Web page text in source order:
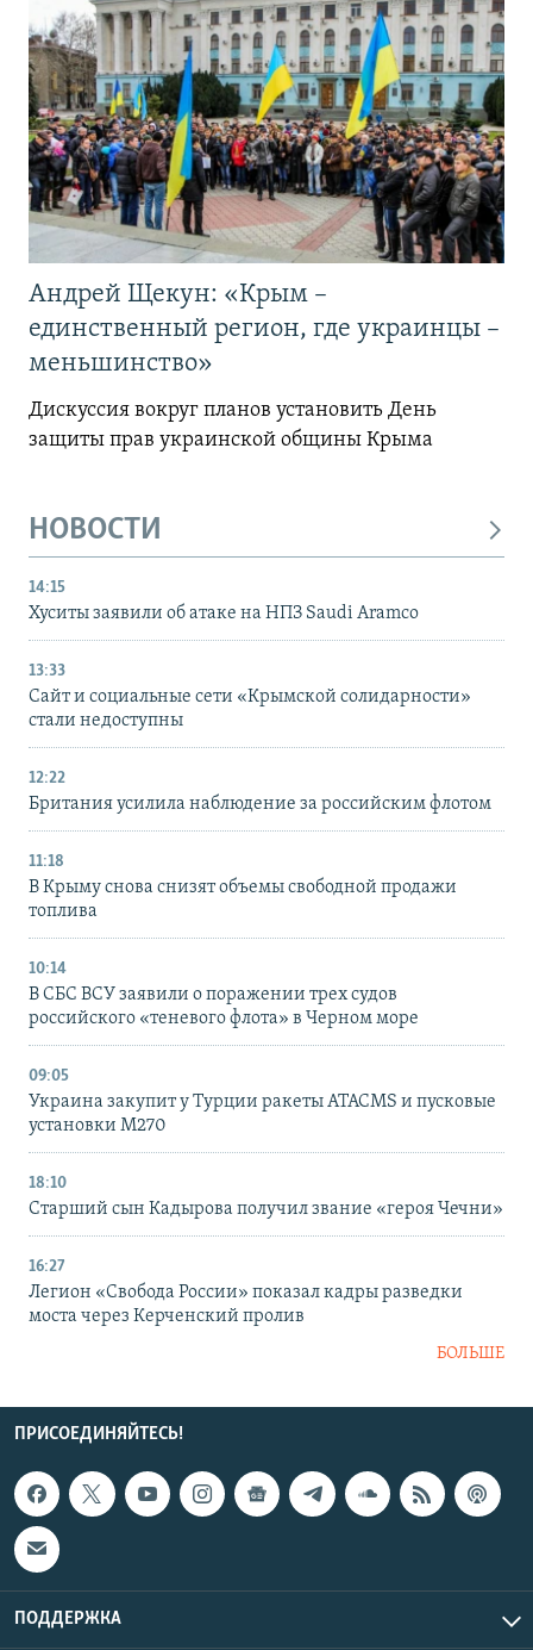
Андрей Щекун: «Крым –
единственный регион, где украинцы –
меньшинство»
Дискуссия вокруг планов установить День
защиты прав украинской общины Крыма
НОВОСТИ
14:15
Хуситы заявили об атаке на НПЗ Saudi Aramco
13:33
Сайт и социальные сети «Крымской солидарности»
стали недоступны
12:22
Британия усилила наблюдение за российским флотом
11:18
В Крыму снова снизят объемы свободной продажи
топлива
10:14
В СБС ВСУ заявили о поражении трех судов
российского «теневого флота» в Черном море
09:05
Украина закупит у Турции ракеты ATACMS и пусковые
установки M270
18:10
Старший сын Кадырова получил звание «героя Чечни»
16:27
Легион «Свобода России» показал кадры разведки
моста через Керченский пролив
БОЛЬШЕ
ПРИСОЕДИНЯЙТЕСЬ!
ПОДДЕРЖКА